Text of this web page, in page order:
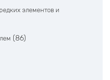
элементов и
(86)